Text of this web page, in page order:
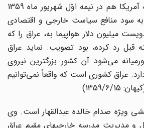
معاون وزیر امور خارجه آمریکا هم در نیمه اوّل شهریور ماه 1359
سود منافع سیاست خارجی و اقتصادی
میلیون دلار هواپیما به، عراق را که
قبل رد کرده، بود تصویب. نماید عراق
می‌شود آن کشور بزرگترین نیروی
عراق کشوری است که واقعاً نمی‌توانیم
6/15)
ویژه صدام خالده عبدالقهار است. وی
و مدیریت مدرسه خارجیهای مقیم عراق